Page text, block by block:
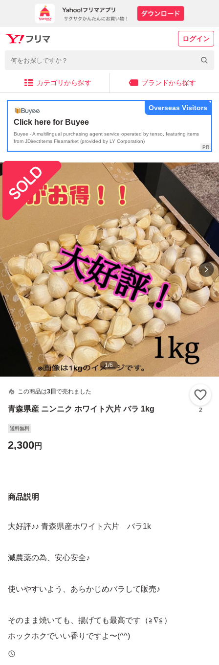
ログイン
カテゴリから探す ブランドから探す
Click here for Buyee
Buyee - A multilingual purchasing agent service operated by tenso, featuring items
from JDirectItems Fleamarket (provided by LY Corporation)
Overseas Visitors
1/6
この商品は3日 で売れました
青森県産 ニンニク ホワイト六片 バラ 1kg 2
送料無料
2,300円
商品説明
大好評♪♪ 青森県産ホワイト六片 バラ1k
減農薬の為、安心安全♪
使いやすいよう、あらかじめバラして販売♪
そのまま焼いても、揚げても最高です（≧∇≦）
ホックホクでいい香りですよ〜(^^)
黒ニンニクにも最適です！！